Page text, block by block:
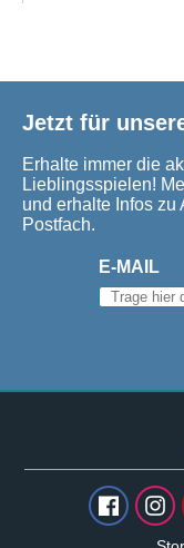
Jetzt für
Erhalte immer die
Lieblingsspielen!
und erhalte Infos zu
Postfach.
E-MAIL